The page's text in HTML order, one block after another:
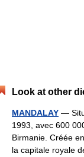
Look at other
MANDALAY —
1993, avec 600
Birmanie. Créée
la capitale royale